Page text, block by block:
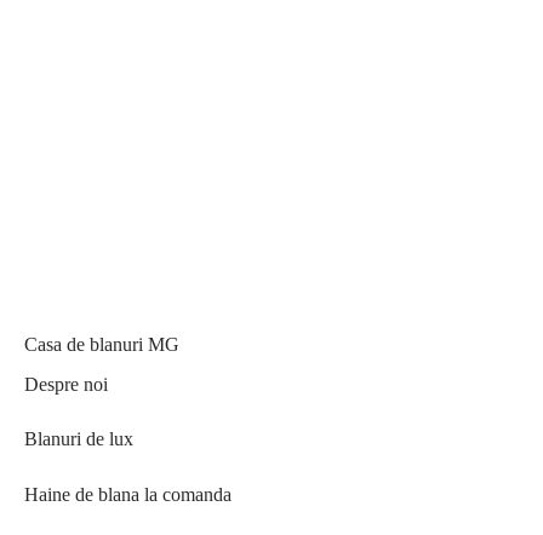
Casa de blanuri MG
Despre noi
Blanuri de lux
Haine de blana la comanda